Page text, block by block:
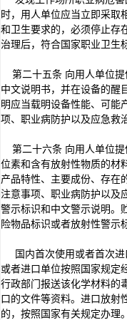
时，用人单位应当立即采取
和卫生要求的，必须停止存
治理后，符合国家职业卫生
第二十五条 向用人单位提
中文说明书，并在设备的醒
明应当载明设备性能、可能
项、职业病防护以及应急救
第二十六条 向用人单位提
位素和含有放射性物质的材
产品特性、主要成份、存在
注意事项、职业病防护以及
警示标识和中文警示说明。
险物品标识或者放射性警示
国内首次使用或者首次进
或者进口单位按照国家规定
行政部门报送该化学材料的
口的文件等资料。进口放射
的，按照国家有关规定办理。